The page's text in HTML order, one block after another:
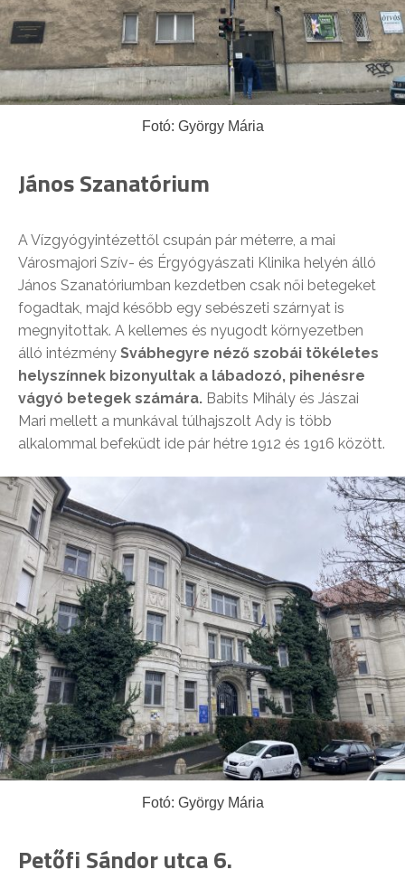
Fotó: György Mária
János Szanatórium
A Vízgyógyintézettől csupán pár méterre, a mai
Városmajori Szív- és Érgyógyászati Klinika helyén álló
János Szanatóriumban kezdetben csak női betegeket
fogadtak, majd később egy sebészeti szárnyat is
megnyitottak. A kellemes és nyugodt környezetben
álló intézmény Svábhegyre néző szobái tökéletes
helyszínnek bizonyultak a lábadozó, pihenésre
vágyó betegek számára. Babits Mihály és Jászai
Mari mellett a munkával túlhajszolt Ady is több
alkalommal befeküdt ide pár hétre 1912 és 1916 között.
Fotó: György Mária
Petőfi Sándor utca 6.